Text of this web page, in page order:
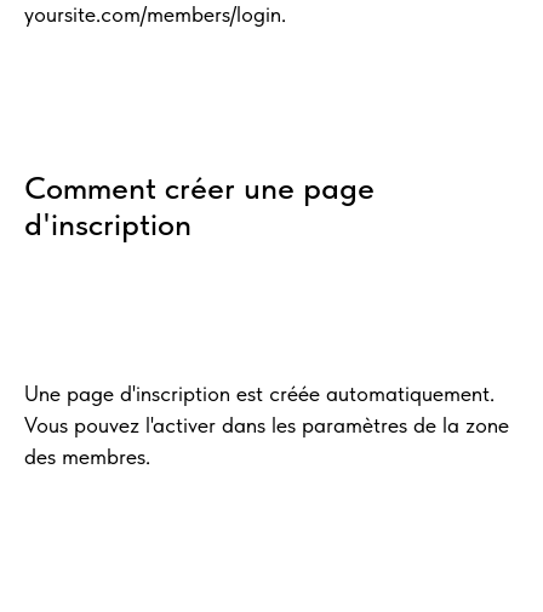
yoursite.com/members/login.
Comment créer une page
d'inscription
Une page d'inscription est créée automatiquement.
Vous pouvez l'activer dans les paramètres de la zone
des membres.